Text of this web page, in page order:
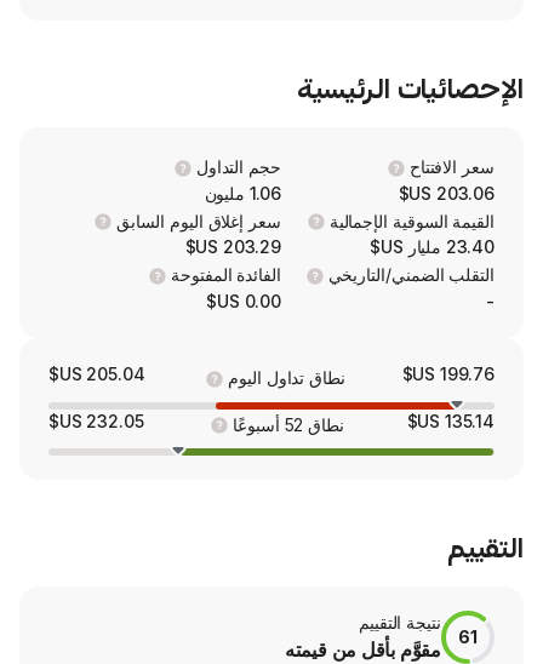
transportation, last mile, freight
multimodal solutions. The company
The firm offers XPO Smart, its
intelligent tools and analytics that self-
to drive productivity across LTL
حجم التداول
1.06 مليون
الإجمالية
سعر إغلاق اليوم السابق
203.29 US$
التاريخي
الفائدة المفتوحة
نطاق تداول اليوم 205.04 US$
نطاق 52 أسبوعًا 232.05 US$
من قيمته